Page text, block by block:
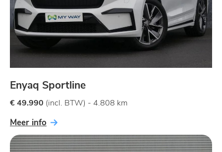
Enyaq Sportline
€ 49.990 (incl. BTW) - 4.808 km
Meer info